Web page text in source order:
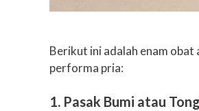
Berikut ini adalah enam
performa pria:
1. Pasak Bumi atau